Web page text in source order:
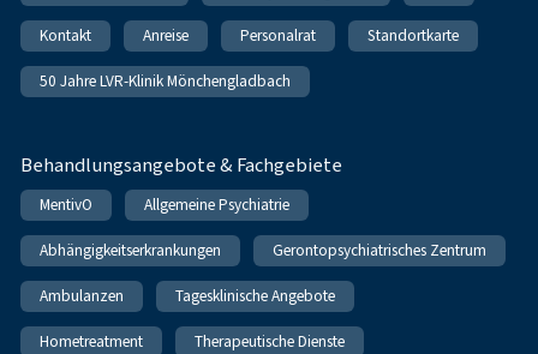
Kontakt Anreise Personalrat Standortkarte
50 Jahre LVR-Klinik Mönchengladbach
Behandlungsangebote & Fachgebiete
MentivO Allgemeine Psychiatrie
Abhängigkeitserkrankungen Gerontopsychiatrisches Zentrum
Ambulanzen Tagesklinische Angebote
Hometreatment Therapeutische Dienste